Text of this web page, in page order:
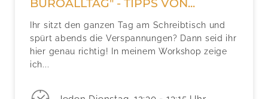
BÜROALLTAG" - TIPPS VON...
Ihr sitzt den ganzen Tag am Schreibtisch und
spürt abends die Verspannungen? Dann seid ihr
hier genau richtig! In meinem Workshop zeige
ich...